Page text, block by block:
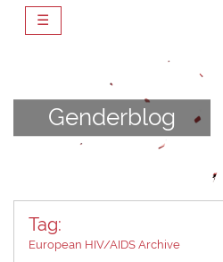
☰
Genderblog
Tag:
European HIV/AIDS Archive